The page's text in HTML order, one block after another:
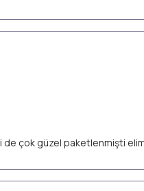
de çok güzel paketlenmişti